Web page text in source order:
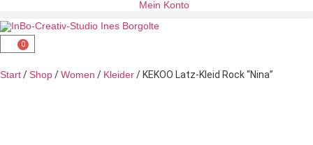
Mein Konto
0
Start/Shop/Women / Kleider/ KEKOO Latz-Kleid Rock “Nina”